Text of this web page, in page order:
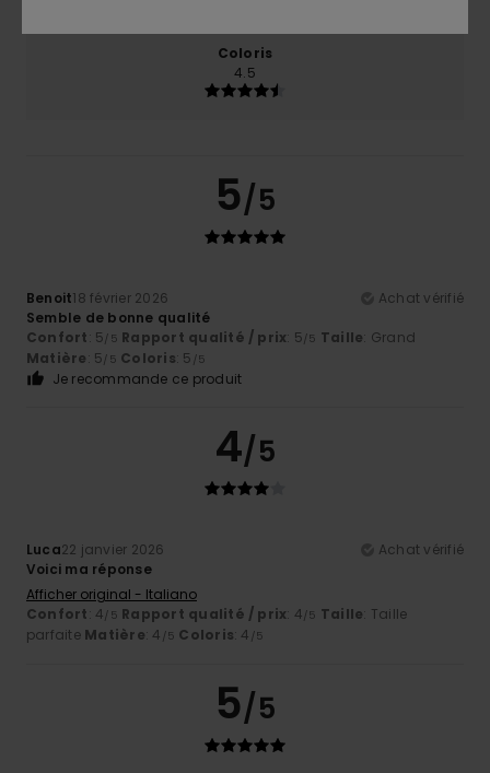
Coloris
4.5
5/5
Benoit18 février 2026
Achat vérifié
Semble de bonne qualité
Confort: 5/5 Rapport qualité / prix: 5/5 Taille: Grand
Matière: 5/5 Coloris: 5 /5
Je recommande ce produit
4/5
Luca22 janvier 2026
Achat vérifié
Voici ma réponse
Afficher original - Italiano
Confort: 4/5 Rapport qualité / prix: 4/5 Taille: Taille
parfaite Matière: 4 /5 Coloris: 4 /5
5/5